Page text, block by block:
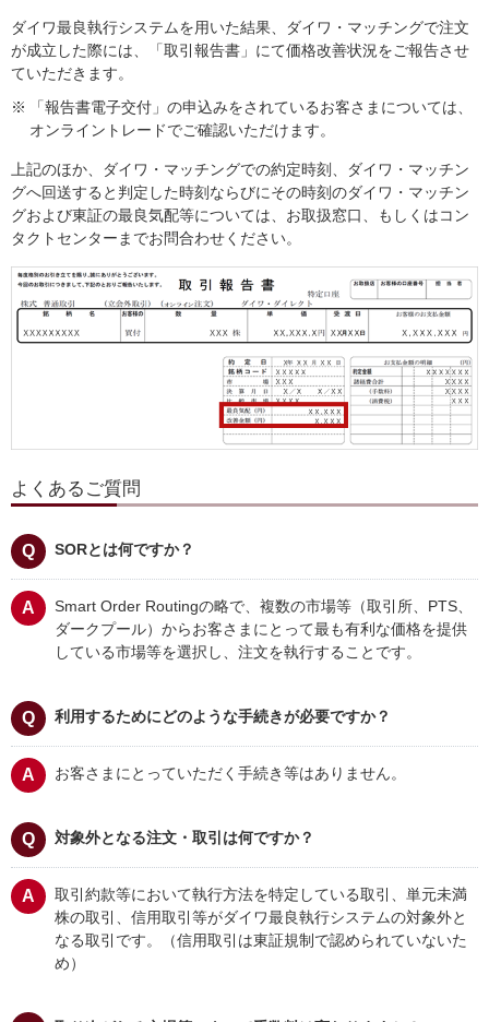
ダイワ最良執行システムを用いた結果、ダイワ・マッチングで注文
が成立した際には、「取引報告書」にて価格改善状況をご報告させ
ていただきます。
※
「報告書電子交付」の申込みをされているお客さまについては、
オンライントレードでご確認いただけます。
上記のほか、ダイワ・マッチングでの約定時刻、ダイワ・マッチン
グへ回送すると判定した時刻ならびにその時刻のダイワ・マッチン
グおよび東証の最良気配等については、お取扱窓口、もしくはコン
タクトセンターまでお問合わせください。
よくあるご質問
SORとは何ですか？
Smart Order Routingの略で、複数の市場等（取引所、PTS、
ダークプール）からお客さまにとって最も有利な価格を提供
している市場等を選択し、注文を執行することです。
利用するためにどのような手続きが必要ですか？
お客さまにとっていただく手続き等はありません。
対象外となる注文・取引は何ですか？
取引約款等において執行方法を特定している取引、単元未満
株の取引、信用取引等がダイワ最良執行システムの対象外と
なる取引です。（信用取引は東証規制で認められていないた
め）